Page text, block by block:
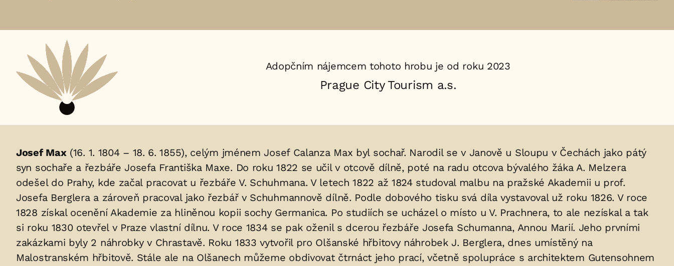
Aktuální
adopční
nájemce:
Adopčním nájemcem tohoto hrobu je od roku 2023
Prague City Tourism a.s.
Životopis
osoby/osob
uložených
v
hrobu:
Josef Max(16. 1. 1804 – 18. 6. 1855), celým jménem Josef Calanza Max byl sochař. Narodil se v Janově u Sloupu v Čechách jako pátý
syn sochaře a řezbáře Josefa Františka Maxe. Do roku 1822 se učil v otcově dílně, poté na radu otcova bývalého žáka A. Melzera
odešel do Prahy, kde začal pracovat u řezbáře V. Schuhmana. V letech 1822 až 1824 studoval malbu na pražské Akademii u prof.
Josefa Berglera a zároveň pracoval jako řezbář v Schuhmannově dílně. Podle dobového tisku svá díla vystavoval už roku 1826. V roce
1828 získal ocenění Akademie za hliněnou kopii sochy Germanica. Po studiích se ucházel o místo u V. Prachnera, to ale nezískal a tak
si roku 1830 otevřel v Praze vlastní dílnu. V roce 1834 se pak oženil s dcerou řezbáře Josefa Schumanna, Annou Marií. Jeho prvními
zakázkami byly 2 náhrobky v Chrastavě. Roku 1833 vytvořil pro Olšanské hřbitovy náhrobek J. Berglera, dnes umístěný na
Malostranském hřbitově. Stále ale na Olšanech můžeme obdivovat čtrnáct jeho prací, včetně spolupráce s architektem Gutensohnem